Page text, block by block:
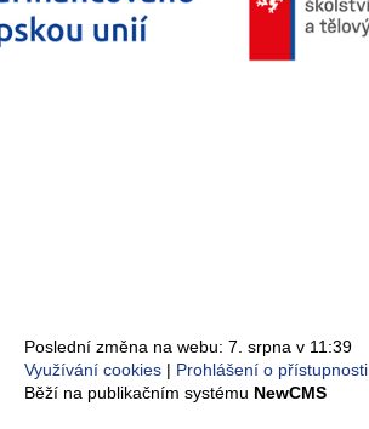
Poslední změna na webu: 7. srpna v 11:39
Využívání cookies
Prohlášení o přístupnosti
Běží na publikačním systému NewCMS